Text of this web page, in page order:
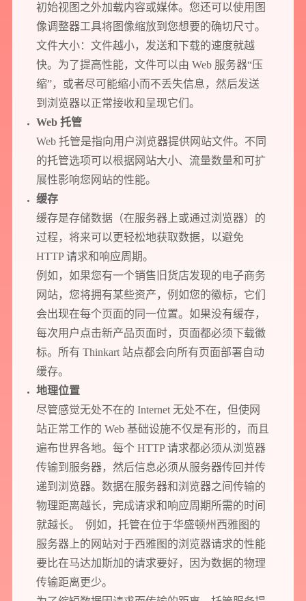
初始视图之外加载内容或媒体。您还可以使用图
像调整器工具将图像缩放到您想要的确切尺寸。
文件大小：文件越小，发送和下载的速度就越
快。为了提高性能，文件可以由 Web 服务器“压
缩”，或者尽可能缩小而不丢失信息，然后发送
到浏览器以正常接收和呈现它们。
Web 托管
Web 托管是指向用户浏览器提供网站文件。不同
的托管选项可以根据网站大小、流量数量和可扩
展性影响您网站的性能。
缓存
缓存是存储数据（在服务器上或通过浏览器）的
过程，将来可以更轻松地获取数据，以避免
HTTP 请求和响应周期。
例如，如果您有一个销售旧货店发现的电子商务
网站，您将拥有某些资产，例如您的徽标，它们
会出现在每个页面的同一位置。如果没有缓存，
每次用户点击新产品页面时，页面都必须下载徽
标。所有 Thinkart 站点都会向所有页面部署自动
缓存。
地理位置
尽管感觉无处不在的 Internet 无处不在，但使网
站正常工作的 Web 基础设施不仅是有形的，而且
遍布世界各地。每个 HTTP 请求都必须从浏览器
传输到服务器，然后信息必须从服务器传回并传
递到浏览器。数据在服务器和浏览器之间传输的
物理距离越长，完成请求和响应周期所需的时间
就越长。 例如，托管在位于华盛顿州西雅图的
服务器上的网站对于西雅图的浏览器请求的性能
要比在马达加斯加的请求要好，因为数据的物理
传输距离更少。